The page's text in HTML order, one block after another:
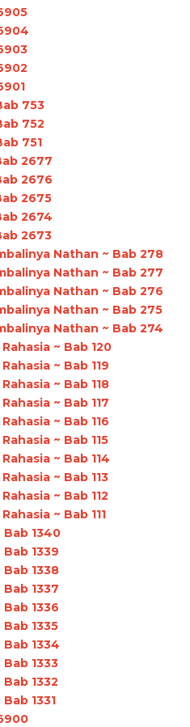
753
752
751
2677
2676
2675
2674
2673
Nathan ~ Bab 278
Nathan ~ Bab 277
Nathan ~ Bab 276
Nathan ~ Bab 275
Nathan ~ Bab 274
~ Bab 120
~ Bab 119
~ Bab 118
~ Bab 117
~ Bab 116
~ Bab 115
~ Bab 114
~ Bab 113
~ Bab 112
~ Bab 111
1340
1339
1338
1337
1336
1335
1334
1333
1332
1331